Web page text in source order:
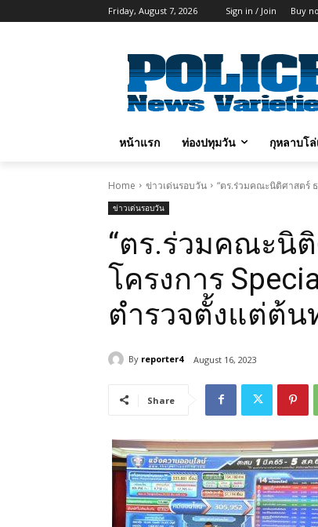
Friday, August 7, 2026 Sign in / Join Buy
หน้าแรก ท่องปทุมวัน กุหลาบโล่
Home ข่าวเด่นรอบวัน “ตร.ร่วมคณะนิติศาสตร์
ข่าวเด่นรอบวัน
“ตร.ร่วมคณะนิ
โครงการ
ตำรวจตั้งแต่ต้น
By reporter4 August 16, 2023
Share